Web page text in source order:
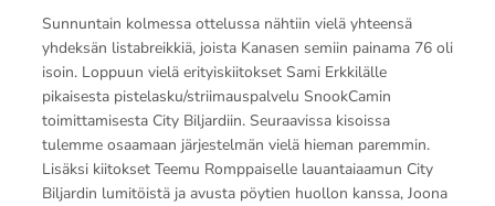
Sunnuntain kolmessa ottelussa nähtiin vielä yhteensä
yhdeksän listabreikkiä, joista Kanasen semiin painama 76 oli
isoin. Loppuun vielä erityiskiitokset Sami Erkkilälle
pikaisesta pistelasku/striimauspalvelu SnookCamin
toimittamisesta City Biljardiin. Seuraavissa kisoissa
tulemme osaamaan järjestelmän vielä hieman paremmin.
Lisäksi kiitokset Teemu Romppaiselle lauantaiaamun City
Biljardin lumitöistä ja avusta pöytien huollon kanssa, Joona